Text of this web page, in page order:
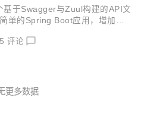
一会儿云服务商不准守开源协议
些企业、大学教授拿着开源成果
操作真是让潜心做产品的技术人
个直接fork人家的PPT来要融资
于Swagger与Zuul构建的API文
单的Spring Boot应用，增加一
2.0.0更新内容 兼容Spring Boo
5 评论
更多数据